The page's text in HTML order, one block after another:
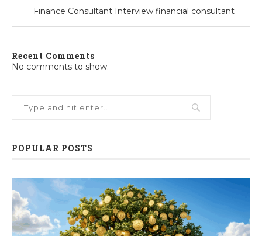
Finance Consultant Interview financial consultant
Recent Comments
No comments to show.
POPULAR POSTS